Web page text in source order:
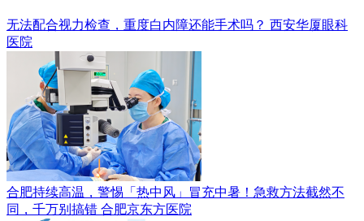
无法配合视力检查，重度白内障还能手术吗？ 西安华厦眼科
医院
合肥持续高温，警惕「热中风」冒充中暑！急救方法截然不
同，千万别搞错 合肥京东方医院